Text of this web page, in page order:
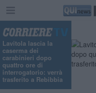
Lavitola lascia la
caserma dei
carabinieri dopo
quattro ore di
interrogatorio: verrà
trasferito a Rebibbia